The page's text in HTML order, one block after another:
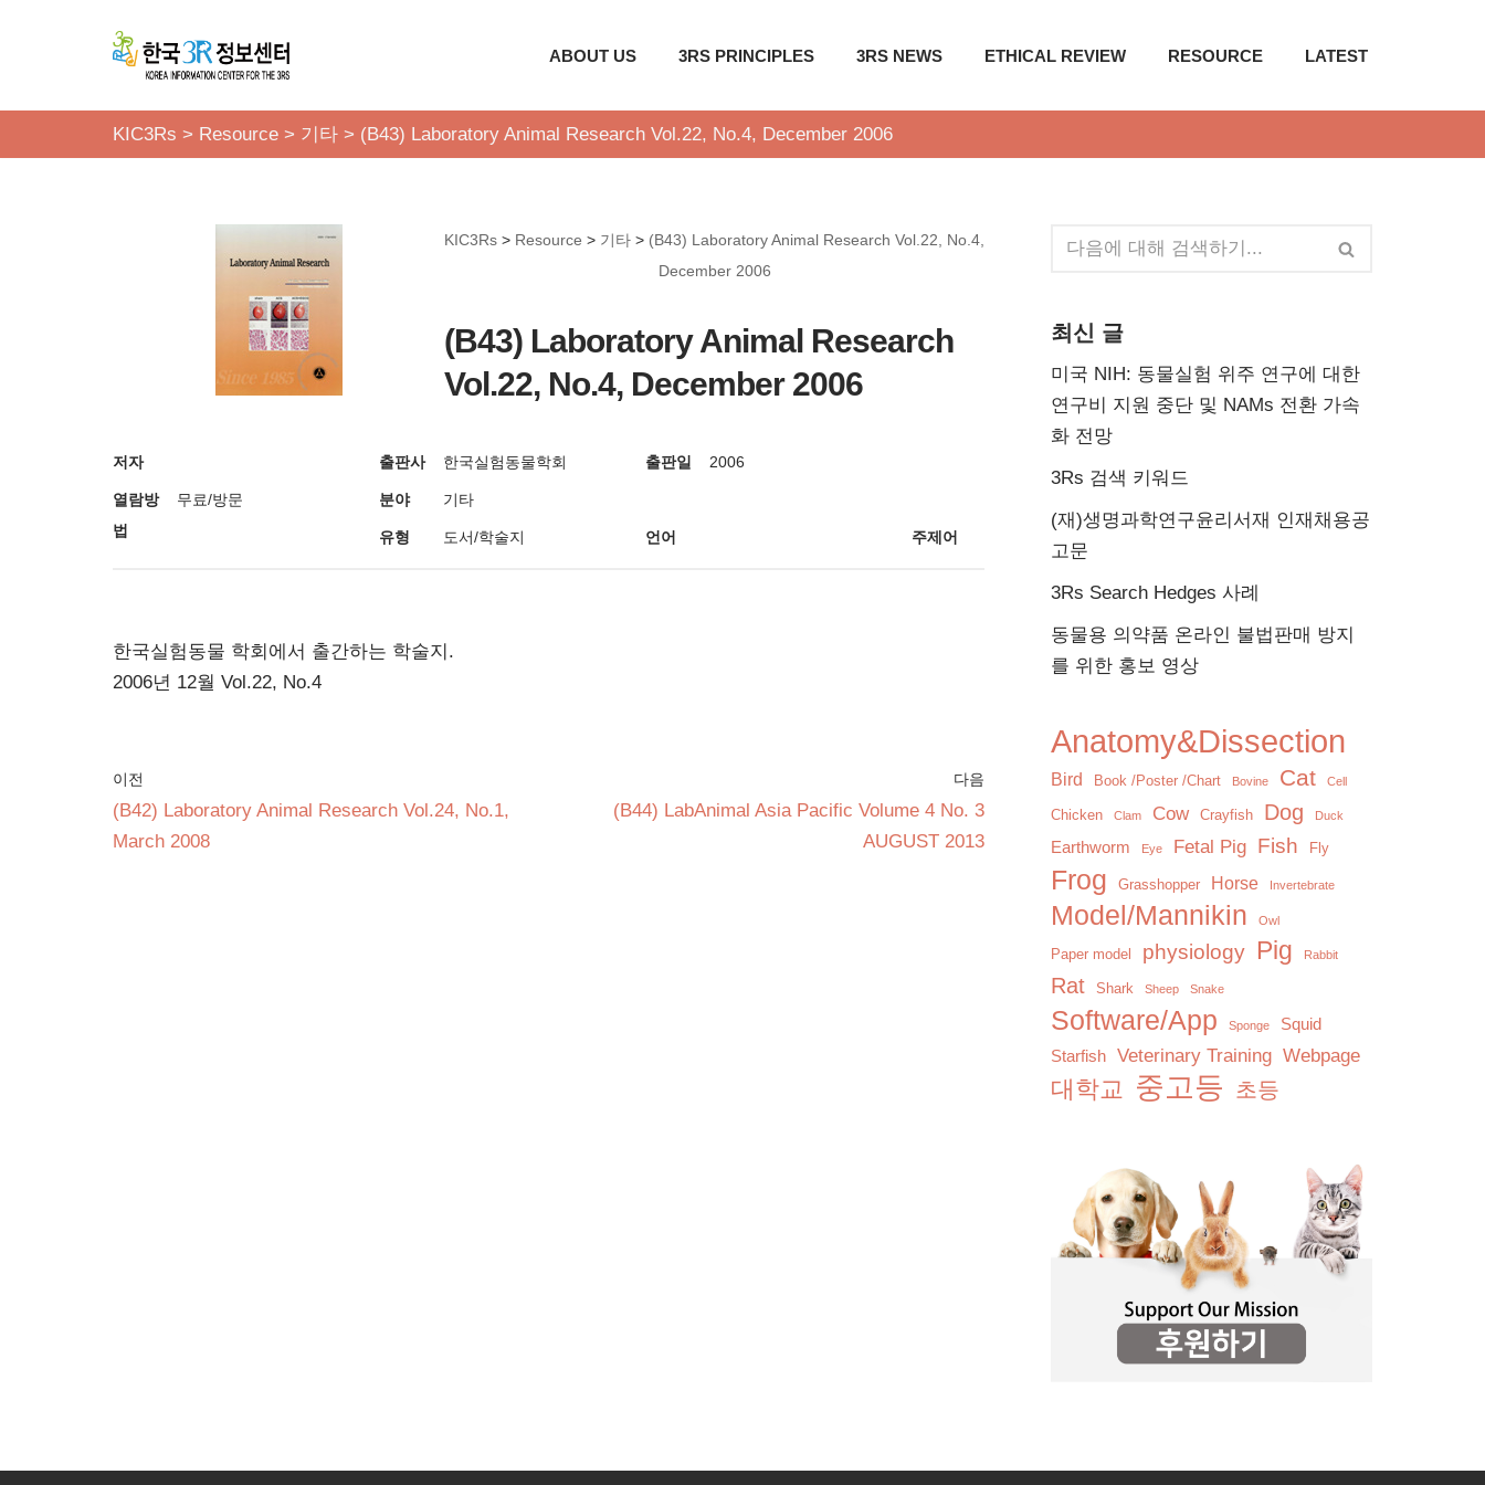
로
ABOUT US 3RS PRINCIPLES 3RS NEWS ETHICAL REVIEW RESOURCE LATEST
KIC3Rs > Resource > 기타 > (B43) Laboratory Animal Research Vol.22, No.4, December 2006
KIC3Rs > Resource > 기타 > (B43) Laboratory Animal Research Vol.22, No.4,
December 2006
(B43) Laboratory Animal Research
Vol.22, No.4, December 2006
저자 출판사 한국실험동물학회 출판일 2006
열람방
법
무료/방문 분야 기타
유형 도서/학술지 언어 주제어
한국실험동물 학회에서 출간하는 학술지.
2006년 12월 Vol.22, No.4
이전
(B42) Laboratory Animal Research Vol.24, No.1,
March 2008
다음
(B44) LabAnimal Asia Pacific Volume 4 No. 3
AUGUST 2013
최신 글
미국 NIH: 동물실험 위주 연구에 대한
연구비 지원 중단 및 NAMs 전환 가속
화 전망
3Rs 검색 키워드
(재)생명과학연구윤리서재 인재채용공
고문
3Rs Search Hedges 사례
동물용 의약품 온라인 불법판매 방지
를 위한 홍보 영상
Anatomy&Dissection
Bird Book /Poster /Chart Bovine Cat Cell
Chicken Clam Cow Crayfish Dog Duck
Earthworm Eye Fetal Pig Fish Fly
Frog Grasshopper Horse Invertebrate
Model/Mannikin Owl
Paper model physiology Pig Rabbit
Rat Shark Sheep Snake
Software/App Sponge
Squid
Starfish
Veterinary Training Webpage
대학교 중고등 초등